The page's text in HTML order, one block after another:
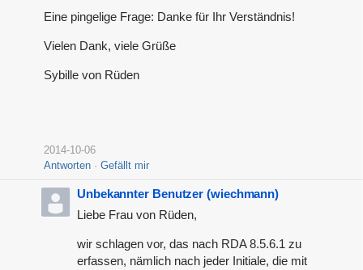
Eine pingelige Frage: Danke für Ihr Verständnis!
Vielen Dank, viele Grüße
Sybille von Rüden
2014-10-06
Antworten
Gefällt mir
Unbekannter Benutzer (wiechmann)
Liebe Frau von Rüden,
wir schlagen vor, das nach RDA 8.5.6.1 zu
erfassen, nämlich nach jeder Initiale, die mit